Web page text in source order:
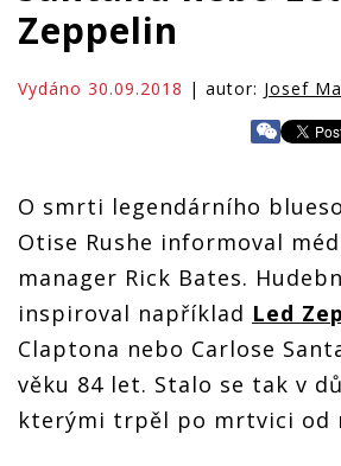
Zeppelin
Vydáno 30.09.2018 | autor: Josef
O smrti legendárního
Otise Rushe informoval
manager Rick Bates.
inspiroval například Led
Claptona nebo Carlose
věku 84 let. Stalo se tak v
kterými trpěl po mrtvici od